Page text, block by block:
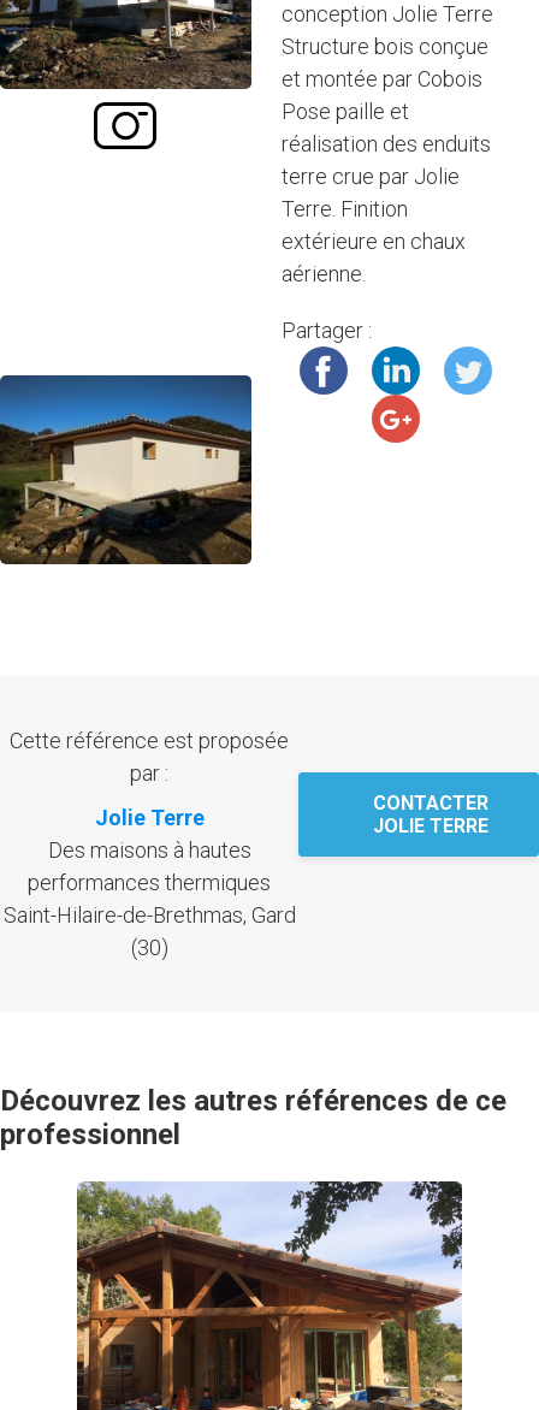
conception Jolie Terre
Structure bois conçue
et montée par Cobois
Pose paille et
réalisation des enduits
terre crue par Jolie
Terre. Finition
extérieure en chaux
aérienne.
Partager :
Cette référence est proposée
par :
Jolie Terre
Des maisons à hautes
performances thermiques
Saint-Hilaire-de-Brethmas, Gard
(30)
CONTACTER
JOLIE TERRE
Découvrez les autres références de ce
professionnel